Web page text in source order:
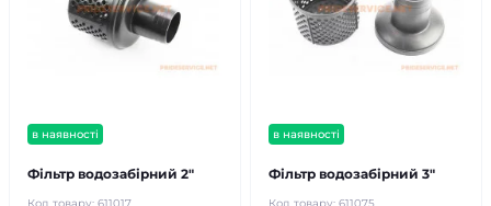
в наявності
Фільтр водозабірний 2"
в наявності
Фільтр водозабірний 3"